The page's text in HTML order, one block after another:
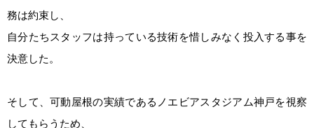
務は約束し、
自分たちスタッフは持っている技術を惜しみなく投入する事を
決意した。
そして、可動屋根の実績であるノエビアスタジアム神戸を視察
してもらうため、